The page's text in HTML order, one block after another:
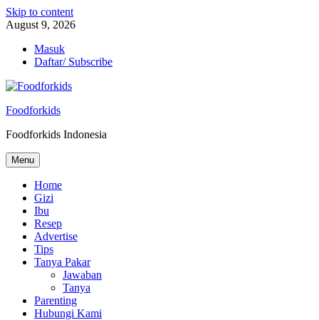
Skip to content
August 9, 2026
Masuk
Daftar/ Subscribe
Foodforkids
Foodforkids Indonesia
Menu
Home
Gizi
Ibu
Resep
Advertise
Tips
Tanya Pakar
Jawaban
Tanya
Parenting
Hubungi Kami